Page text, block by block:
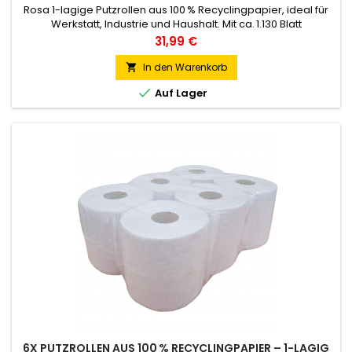
Rosa 1-lagige Putzrollen aus 100 % Recyclingpapier, ideal für
Werkstatt, Industrie und Haushalt. Mit ca. 1.130 Blatt
(22 × 25 cm) pro Rolle, Mikroperforation und 250 m Länge –
saugstark, reißfest und nachhaltig. Passt in Standard-
Abroller. Lieferumfang: Sie bestellen - 4 Rollen.
Preis
31,99 €
 In den Warenkorb
 Auf Lager
6X PUTZROLLEN AUS 100 % RECYCLINGPAPIER – 1-LAGIG